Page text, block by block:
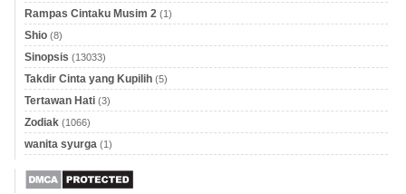
Rampas Cintaku Musim 2 (1)
Shio (8)
Sinopsis (13033)
Takdir Cinta yang Kupilih (5)
Tertawan Hati (3)
Zodiak (1066)
wanita syurga (1)